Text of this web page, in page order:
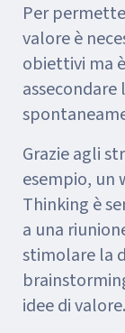
Per
valore è
obiettivi ma
assecondare
Grazie agli
esempio, un
Thinking è
a una
stimolare la
idee di valore.